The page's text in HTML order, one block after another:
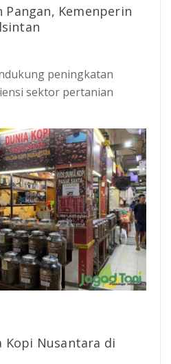
Pangan, Kemenperin
peningkatan
sektor pertanian
Kopi Nusantara di